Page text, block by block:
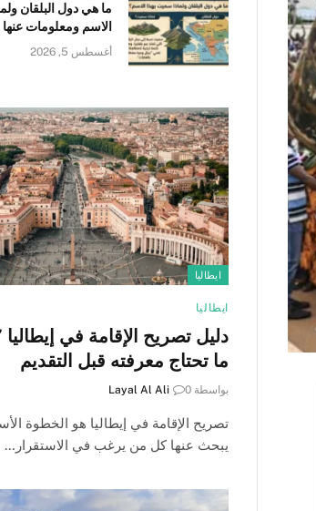
ما هي دول البلقان
الاسم ومعلومات عنها
أغسطس 5, 2026
ايطاليا
ايطاليا
ما تحتاج معرفته قبل التقديم
بواسطة Layal Al Ali 0
تصريح الإقامة في إيطاليا هو الخطوة
يبحث عنها كل من يرغب في الاستقرار…